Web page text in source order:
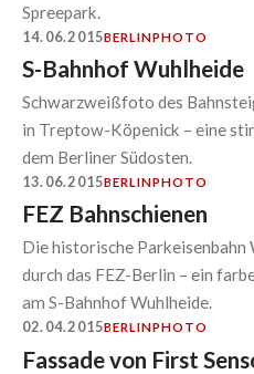
Spreepark.
14.06.2015BERLINPHOTO
S-Bahnhof Wuhlheide
Schwarzweißfoto des
in Treptow-Köpenick – eine
dem Berliner Südosten.
13.06.2015BERLINPHOTO
FEZ Bahnschienen
Die historische
durch das FEZ-Berlin – ein
am S-Bahnhof Wuhlheide.
02.04.2015BERLINPHOTO
Fassade von First